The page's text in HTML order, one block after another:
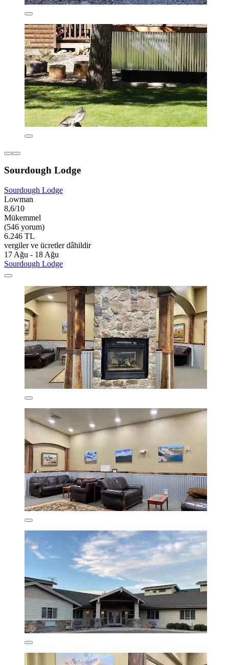
Sourdough Lodge
Sourdough Lodge
Lowman
8,6/10
Mükemmel
(546 yorum)
6.246 TL
vergiler ve ücretler dâhildir
17 Ağu - 18 Ağu
Sourdough Lodge